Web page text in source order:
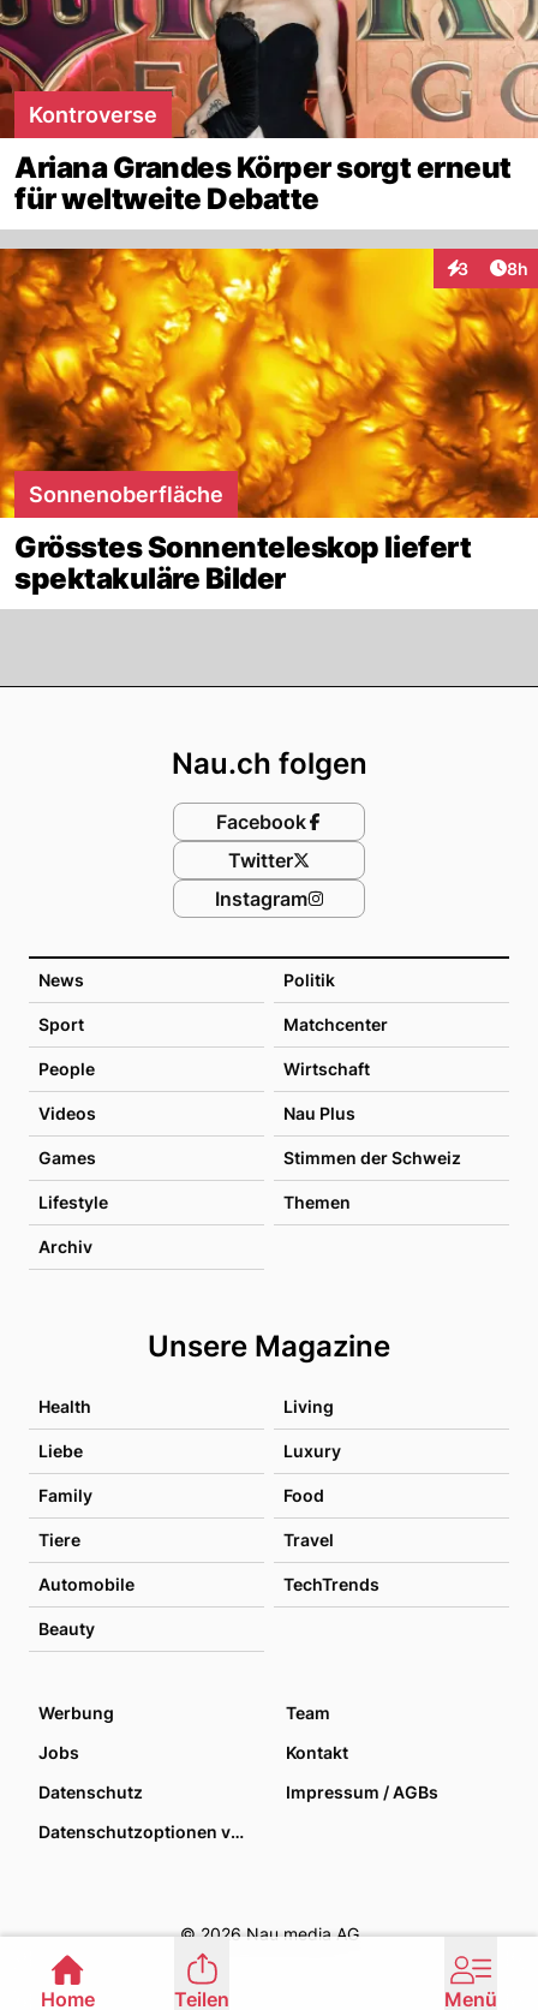
Kontroverse
Ariana Grandes Körper sorgt erneut
für weltweite Debatte
3 8h
Sonnenoberfläche
Grösstes Sonnenteleskop liefert
spektakuläre Bilder
News Politik
Sport Matchcenter
People Wirtschaft
Videos Nau Plus
Games Stimmen der Schweiz
Lifestyle Themen
Archiv
Unsere Magazine
Health Living
Liebe Luxury
Family Food
Tiere Travel
Automobile TechTrends
Beauty
Nau.ch folgen
Facebook
Twitter
Instagram
Werbung
Team
Jobs
Kontakt
Datenschutz
Impressum / AGBs
Datenschutzoptionen verwalten
© 2026 Nau media AG
Home Teilen Menü